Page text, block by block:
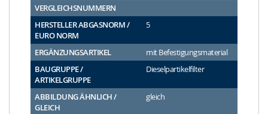
VERGLEICHSNUMMERN
HERSTELLER ABGASNORM /
EURO NORM
5
ERGÄNZUNGSARTIKEL
mit Befestigungsmaterial
BAUGRUPPE /
ARTIKELGRUPPE
Dieselpartikelfilter
ABBILDUNG ÄHNLICH /
GLEICH
gleich